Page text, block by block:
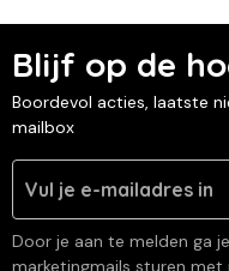
Blijf op de
Boordevol acties, laatste
mailbox
Door je aan te melden ga
marketingmails sturen met